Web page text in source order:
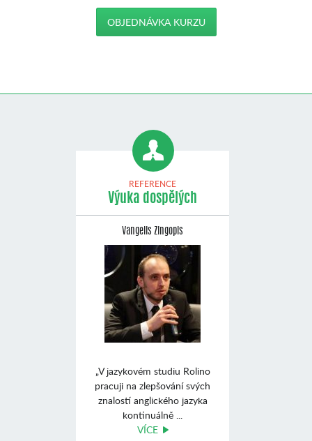
OBJEDNÁVKA KURZU
REFERENCE
Výuka dospělých
Vangelis Zingopis
„V jazykovém studiu Rolino
pracuji na zlepšování svých
znalostí anglického jazyka
kontinuálně ...
VÍCE